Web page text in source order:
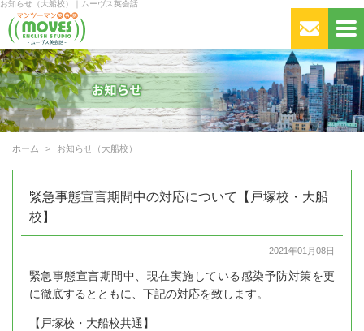
お知らせ（大船校）｜ムーヴス英会話
ホーム お知らせ（大船校）
緊急事態宣言期間中の対応について【戸塚校・大船
校】
2021年01月08日
緊急事態宣言期間中、現在実施している感染予防対策を更
に徹底するとともに、下記の対応を致します。
【戸塚校・大船校共通】